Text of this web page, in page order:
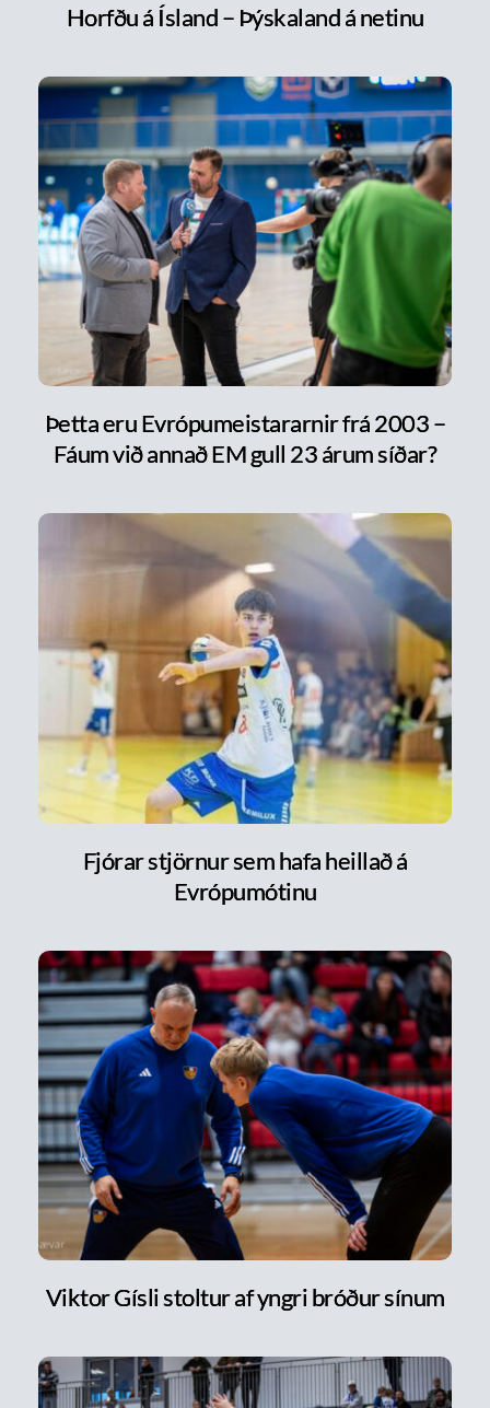
Horfðu á Ísland – Þýskaland á netinu
Þetta eru Evrópumeistararnir frá 2003 –
Fáum við annað EM gull 23 árum síðar?
Fjórar stjörnur sem hafa heillað á
Evrópumótinu
Viktor Gísli stoltur af yngri bróður sínum